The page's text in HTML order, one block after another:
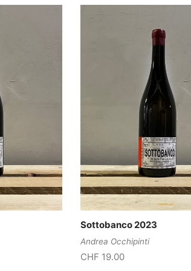
Sottobanco 2023
Andrea Occhipinti
CHF 19.00